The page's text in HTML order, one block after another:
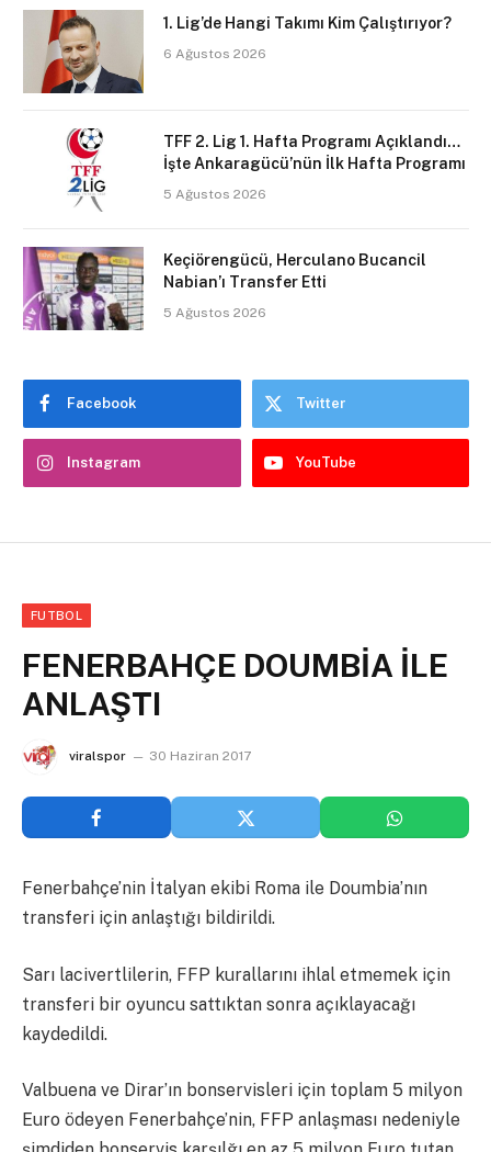
1. Lig’de Hangi Takımı Kim Çalıştırıyor?
6 Ağustos 2026
TFF 2. Lig 1. Hafta Programı Açıklandı…
İşte Ankaragücü’nün İlk Hafta Programı
5 Ağustos 2026
Keçiörengücü, Herculano Bucancil
Nabian’ı Transfer Etti
5 Ağustos 2026
Facebook Twitter
Instagram YouTube
FUTBOL
FENERBAHÇE DOUMBİA İLE
ANLAŞTI
viralspor 30 Haziran 2017
Fenerbahçe’nin İtalyan ekibi Roma ile Doumbia’nın
transferi için anlaştığı bildirildi.
Sarı lacivertlilerin, FFP kurallarını ihlal etmemek için
transferi bir oyuncu sattıktan sonra açıklayacağı
kaydedildi.
Valbuena ve Dirar’ın bonservisleri için toplam 5 milyon
Euro ödeyen Fenerbahçe’nin, FFP anlaşması nedeniyle